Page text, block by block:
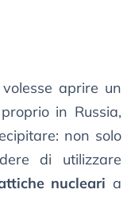
volesse aprire un
in Russia,
non solo
di utilizzare
nucleari a